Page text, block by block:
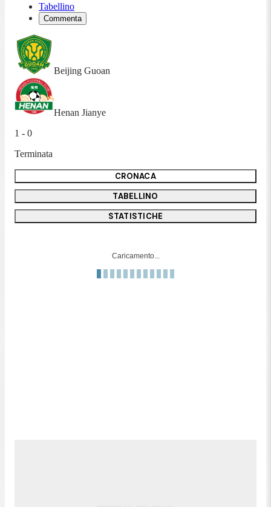
Tabellino
Commenta
Beijing Guoan
Henan Jianye
1 - 0
Terminata
CRONACA
TABELLINO
STATISTICHE
Caricamento...